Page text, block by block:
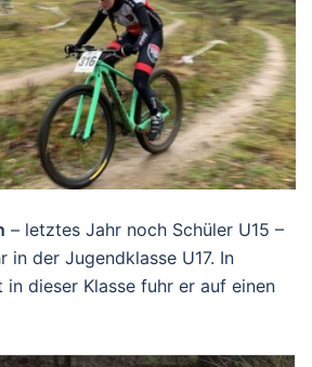
– letztes Jahr noch Schüler U15 –
in der Jugendklasse U17. In
in dieser Klasse fuhr er auf einen